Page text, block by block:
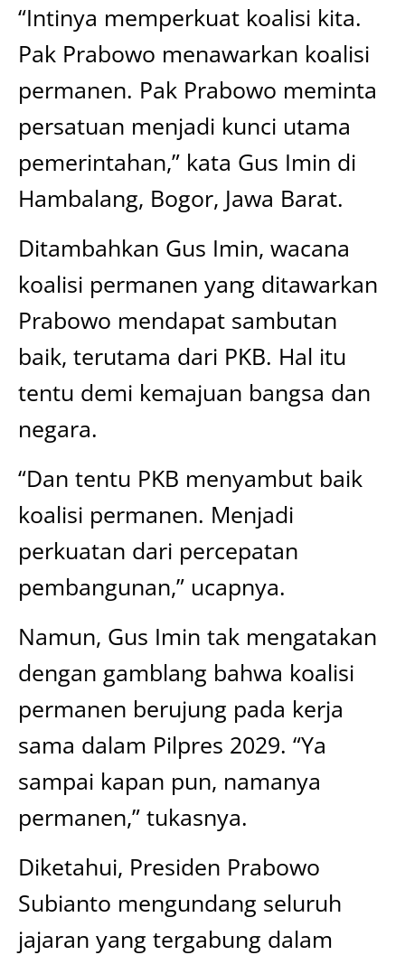
“Intinya memperkuat koalisi kita.
Pak Prabowo menawarkan koalisi
permanen. Pak Prabowo meminta
persatuan menjadi kunci utama
pemerintahan,” kata Gus Imin di
Hambalang, Bogor, Jawa Barat.
Ditambahkan Gus Imin, wacana
koalisi permanen yang ditawarkan
Prabowo mendapat sambutan
baik, terutama dari PKB. Hal itu
tentu demi kemajuan bangsa dan
negara.
“Dan tentu PKB menyambut baik
koalisi permanen. Menjadi
perkuatan dari percepatan
pembangunan,” ucapnya.
Namun, Gus Imin tak mengatakan
dengan gamblang bahwa koalisi
permanen berujung pada kerja
sama dalam Pilpres 2029. “Ya
sampai kapan pun, namanya
permanen,” tukasnya.
Diketahui, Presiden Prabowo
Subianto mengundang seluruh
jajaran yang tergabung dalam